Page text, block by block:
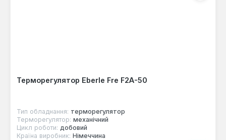
Терморегулятор Eberle Fre F2A-50
Тип обладнання: терморегулятор
Терморегулятор: механічний
Цикл роботи: добовий
Країна виробник: Німеччина